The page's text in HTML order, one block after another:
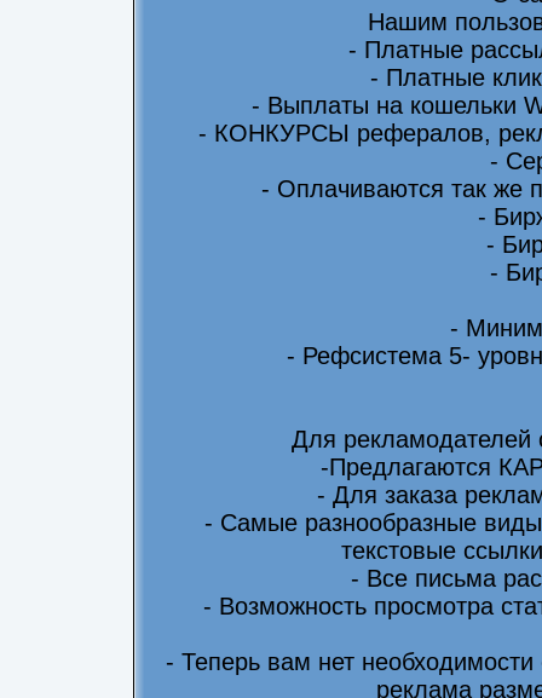
Нашим
- Платные
- Платные
- Выплаты на кошельки
- КОНКУРСЫ рефералов,
-
- Оплачиваются так же
-
-
-
-
- Рефсистема 5-
Для
-Предлагаются
- Для заказа
- Самые разнообразные
текстовые
- Все письма
- Возможность просмотра
- Теперь вам нет
реклама